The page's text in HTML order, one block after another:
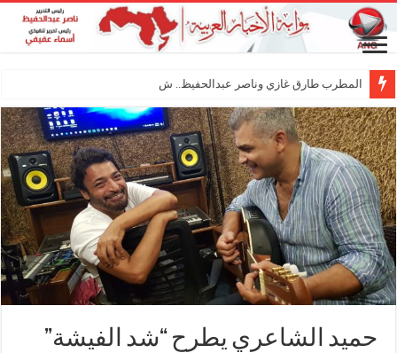
المطرب طارق غازي وناصر عبدالحفيظ.. شراكة فنية ت
حميد الشاعري يطرح “شد الفيشة”